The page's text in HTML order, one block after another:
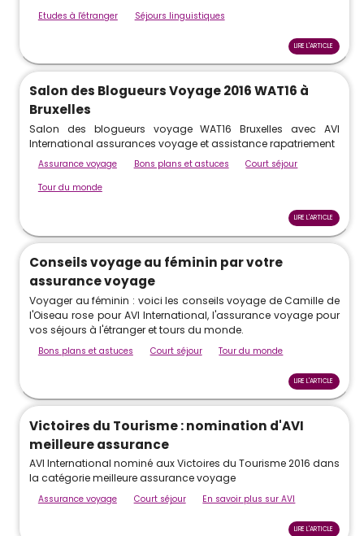
Etudes à l'étranger
Séjours linguistiques
LIRE L'ARTICLE
Salon des Blogueurs Voyage 2016 WAT16 à
Bruxelles
Salon des blogueurs voyage WAT16 Bruxelles avec AVI
International assurances voyage et assistance rapatriement
Assurance voyage Bons plans et astuces
Court séjour
Tour du monde
LIRE L'ARTICLE
Conseils voyage au féminin par votre
assurance voyage
Voyager au féminin : voici les conseils voyage de Camille de
l'Oiseau rose pour AVI International, l'assurance voyage pour
vos séjours à l'étranger et tours du monde.
Bons plans et astuces Court séjour Tour du monde
LIRE L'ARTICLE
Victoires du Tourisme : nomination d'AVI
meilleure assurance
AVI International nominé aux Victoires du Tourisme 2016 dans
la catégorie meilleure assurance voyage
Assurance voyage Court séjour En savoir plus sur AVI
LIRE L'ARTICLE